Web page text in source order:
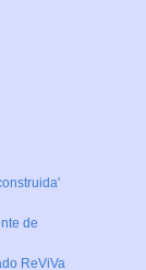
de
ReViVa